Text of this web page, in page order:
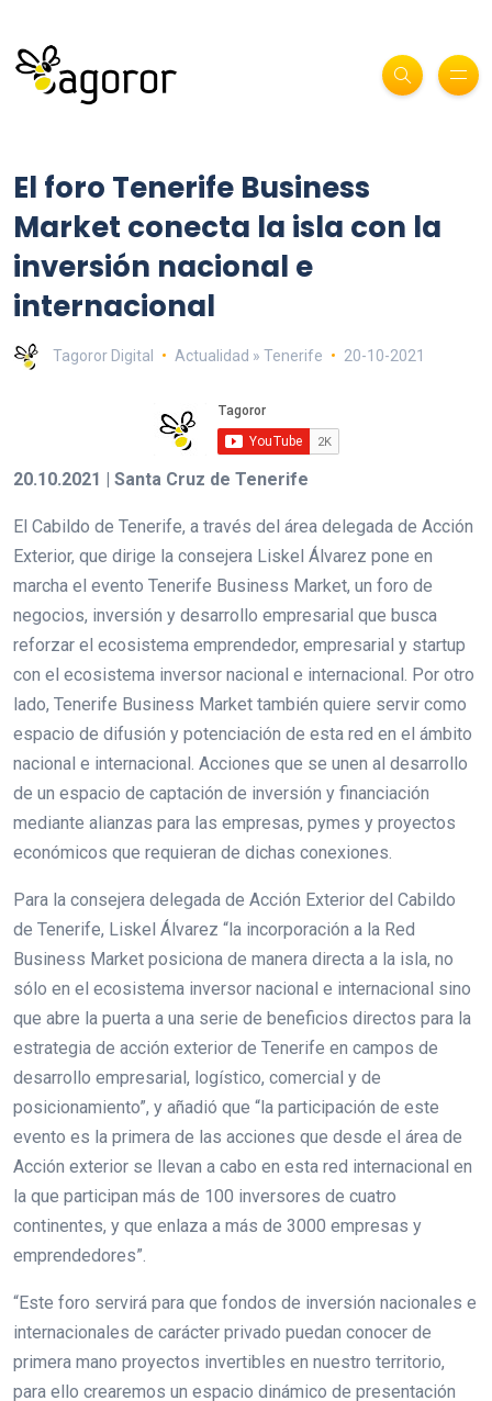
El foro Tenerife Business
Market conecta la isla con la
inversión nacional e
internacional
Tagoror Digital Actualidad » Tenerife 20-10-2021
20.10.2021 | Santa Cruz de Tenerife
El Cabildo de Tenerife, a través del área delegada de Acción
Exterior, que dirige la consejera Liskel Álvarez pone en
marcha el evento Tenerife Business Market, un foro de
negocios, inversión y desarrollo empresarial que busca
reforzar el ecosistema emprendedor, empresarial y startup
con el ecosistema inversor nacional e internacional. Por otro
lado, Tenerife Business Market también quiere servir como
espacio de difusión y potenciación de esta red en el ámbito
nacional e internacional. Acciones que se unen al desarrollo
de un espacio de captación de inversión y financiación
mediante alianzas para las empresas, pymes y proyectos
económicos que requieran de dichas conexiones.
Para la consejera delegada de Acción Exterior del Cabildo
de Tenerife, Liskel Álvarez “la incorporación a la Red
Business Market posiciona de manera directa a la isla, no
sólo en el ecosistema inversor nacional e internacional sino
que abre la puerta a una serie de beneficios directos para la
estrategia de acción exterior de Tenerife en campos de
desarrollo empresarial, logístico, comercial y de
posicionamiento”, y añadió que “la participación de este
evento es la primera de las acciones que desde el área de
Acción exterior se llevan a cabo en esta red internacional en
la que participan más de 100 inversores de cuatro
continentes, y que enlaza a más de 3000 empresas y
emprendedores”.
“Este foro servirá para que fondos de inversión nacionales e
internacionales de carácter privado puedan conocer de
primera mano proyectos invertibles en nuestro territorio,
para ello crearemos un espacio dinámico de presentación